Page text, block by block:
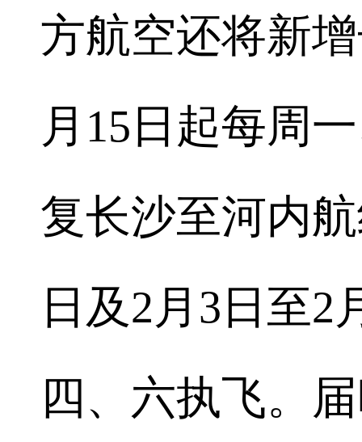
方航空还将新
月15日起每周
复长沙至河内
日及2月3日至2
四、六执飞。